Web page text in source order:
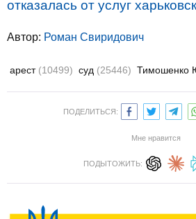
отказалась от услуг
Автор: Роман Свиридович
арест (10499) суд (25446) Тимошенко
ПОДЕЛИТЬСЯ:
Мне нравится
ПОДЫТОЖИТЬ: